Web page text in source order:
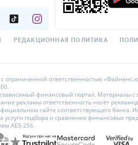
РЕДАКЦИОННАЯ ПОЛИТИКА
ограниченной ответственностью
финансовый портал. Материалы с
рекламы ответственность несёт
сайте соответствующего банка.
услуги подбора и сравнения финансовых
AES-256.